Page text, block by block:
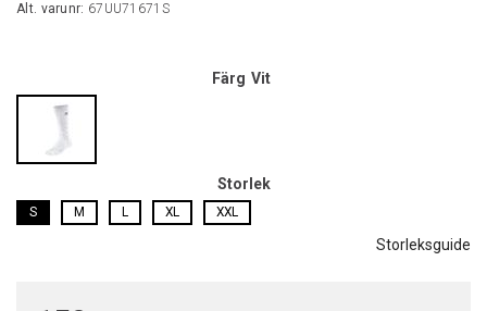
Alt. varunr: 67UU71671S
Färg Vit
Storlek
S M L XL XXL
Storleksguide